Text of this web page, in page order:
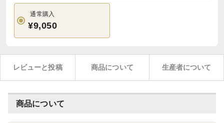
通常購入
¥9,050
レビューと投稿 商品について 生産者について
商品について